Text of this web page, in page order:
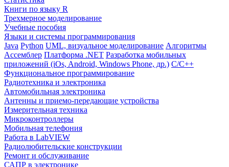
Книги по языку R
Трехмерное моделирование
Учебные пособия
Языки и системы программирования
Java Python UML, визуальное моделирование Алгоритмы
Ассемблер Платформа .NET Разработка мобильных
приложений (iOs, Android, Windows Phone, др.) С/С++
Функциональное программирование
Радиотехника и электроника
Автомобильная электроника
Антенны и приемо-передающие устройства
Измерительная техника
Микроконтроллеры
Мобильная телефония
Работа в LabVIEW
Радиолюбительские конструкции
Ремонт и обслуживание
САПР в электронике